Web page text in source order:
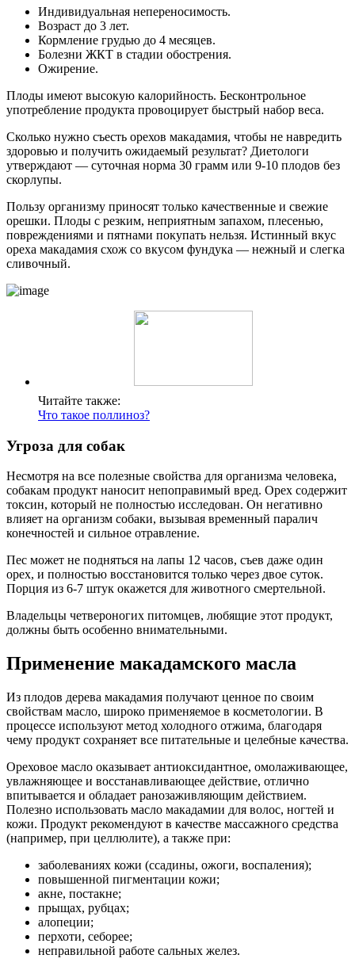
Индивидуальная непереносимость.
Возраст до 3 лет.
Кормление грудью до 4 месяцев.
Болезни ЖКТ в стадии обострения.
Ожирение.
Плоды имеют высокую калорийность. Бесконтрольное
употребление продукта провоцирует быстрый набор веса.
Сколько нужно съесть орехов макадамия, чтобы не навредить
здоровью и получить ожидаемый результат? Диетологи
утверждают — суточная норма 30 грамм или 9-10 плодов без
скорлупы.
Пользу организму приносят только качественные и свежие
орешки. Плоды с резким, неприятным запахом, плесенью,
повреждениями и пятнами покупать нельзя. Истинный вкус
ореха макадамия схож со вкусом фундука — нежный и слегка
сливочный.
Читайте также:
Что такое поллиноз?
Угроза для собак
Несмотря на все полезные свойства для организма человека,
собакам продукт наносит непоправимый вред. Орех содержит
токсин, который не полностью исследован. Он негативно
влияет на организм собаки, вызывая временный паралич
конечностей и сильное отравление.
Пес может не подняться на лапы 12 часов, съев даже один
орех, и полностью восстановится только через двое суток.
Порция из 6-7 штук окажется для животного смертельной.
Владельцы четвероногих питомцев, любящие этот продукт,
должны быть особенно внимательными.
Применение макадамского масла
Из плодов дерева макадамия получают ценное по своим
свойствам масло, широко применяемое в косметологии. В
процессе используют метод холодного отжима, благодаря
чему продукт сохраняет все питательные и целебные качества.
Ореховое масло оказывает антиоксидантное, омолаживающее,
увлажняющее и восстанавливающее действие, отлично
впитывается и обладает ранозаживляющим действием.
Полезно использовать масло макадамии для волос, ногтей и
кожи. Продукт рекомендуют в качестве массажного средства
(например, при целлюлите), а также при:
заболеваниях кожи (ссадины, ожоги, воспаления);
повышенной пигментации кожи;
акне, постакне;
прыщах, рубцах;
алопеции;
перхоти, себорее;
неправильной работе сальных желез.